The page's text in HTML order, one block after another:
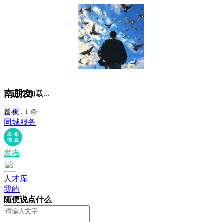
南朋友
发布：1 条
正在加载...
首页
同城服务
发布
人才库
我的
随便说点什么